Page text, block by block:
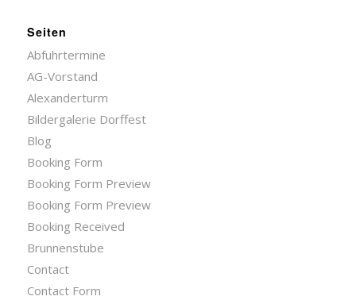
Seiten
Abfuhrtermine
AG-Vorstand
Alexanderturm
Bildergalerie Dorffest
Blog
Booking Form
Booking Form Preview
Booking Form Preview
Booking Received
Brunnenstube
Contact
Contact Form